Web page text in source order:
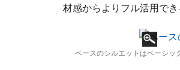
材感からよりフル活用で
ベースのシルエットはベーシッ